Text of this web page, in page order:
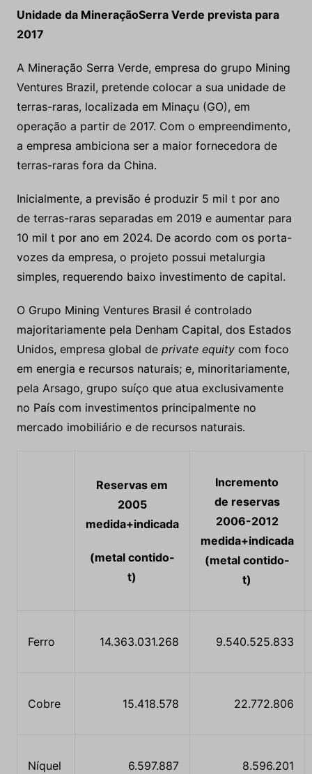
Unidade da MineraçãoSerra Verde prevista para
2017
A Mineração Serra Verde, empresa do grupo Mining
Ventures Brazil, pretende colocar a sua unidade de
terras-raras, localizada em Minaçu (GO), em
operação a partir de 2017. Com o empreendimento,
a empresa ambiciona ser a maior fornecedora de
terras-raras fora da China.
Inicialmente, a previsão é produzir 5 mil t por ano
de terras-raras separadas em 2019 e aumentar para
10 mil t por ano em 2024. De acordo com os porta-
vozes da empresa, o projeto possui metalurgia
simples, requerendo baixo investimento de capital.
O Grupo Mining Ventures Brasil é controlado
majoritariamente pela Denham Capital, dos Estados
Unidos, empresa global de private equitycom foco
em energia e recursos naturais; e, minoritariamente,
pela Arsago, grupo suíço que atua exclusivamente
no País com investimentos principalmente no
mercado imobiliário e de recursos naturais.
Reservas em
2005
medida+indicada
(metal contido-
t)
Incremento
de reservas
2006-2012
medida+indicada
(metal contido-
t)
Ferro 14.363.031.268 9.540.525.833
Cobre 15.418.578 22.772.806
Níquel 6.597.887 8.596.201